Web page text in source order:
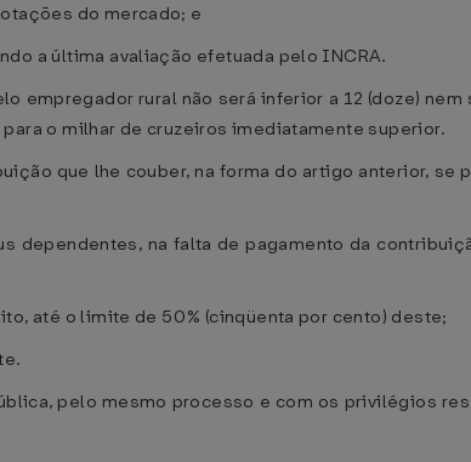
do mercado; e
a última avaliação efetuada pelo INCRA.
empregador rural não será inferior a 12 (doze) nem
o milhar de cruzeiros imediatamente superior.
que lhe couber, na forma do artigo anterior, se
dependentes, na falta de pagamento da
até o limite de 50% (cinqüenta por cento) deste;
pelo mesmo processo e com os privilégios